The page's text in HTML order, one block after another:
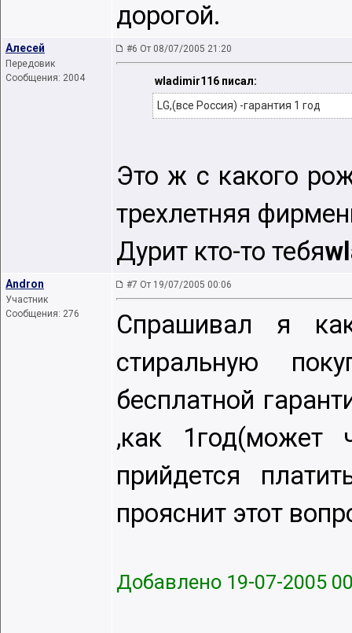
дорогой.
Алесей
Передовик
Сообщения: 2004
#6 От 08/07/2005 21:20
wladimir116 писал:
LG,(все Россия) -гарантия 1 год
Это ж с какого
трехлетняя
Дурит кто-то тебя
Andron
Участник
Сообщения: 276
#7 От 19/07/2005 00:06
Спрашивал я
стиральную
бесплатной
,как 1год(может
прийдется
прояснит этот
Добавлено 19-07-2005